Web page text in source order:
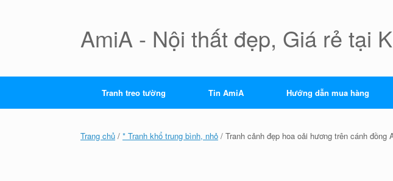
AmiA - Nội thất đẹp, Giá rẻ tại
Tranh treo tường Tin AmiA Hướng dẫn mua hàng
Trang chủ / * Tranh khổ trung bình, nhỏ / Tranh cảnh đẹp hoa oải hương trên cánh đồng